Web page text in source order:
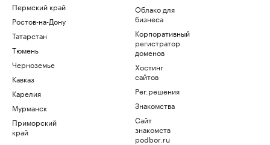
Пермский край
Ростов-на-Дону
Татарстан
Тюмень
Черноземье
Кавказ
Карелия
Мурманск
Приморский
край
Облако для
бизнеса
Корпоративный
регистратор
доменов
Хостинг
сайтов
Рег.решения
Знакомства
Сайт
знакомств
podbor.ru